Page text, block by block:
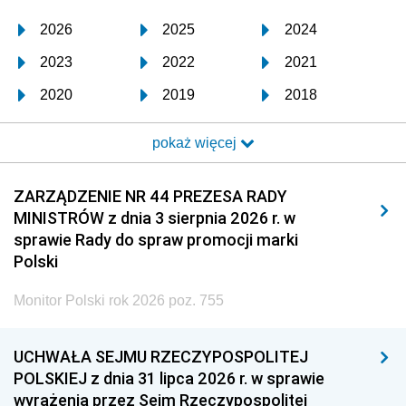
2026 2025 2024
2023 2022 2021
2020 2019 2018
2017 2016 2015
2014 2013 2012
2011 2010 2009
2008 2007 2006
2005
1996 1995 1994
1993 1992 1991
pokaż więcej
ZARZĄDZENIE NR 44 PREZESA RADY
MINISTRÓW z dnia 3 sierpnia 2026 r. w
sprawie Rady do spraw promocji marki
Polski
Monitor Polski rok 2026 poz. 755
UCHWAŁA SEJMU RZECZYPOSPOLITEJ
POLSKIEJ z dnia 31 lipca 2026 r. w sprawie
wyrażenia przez Sejm Rzeczypospolitej